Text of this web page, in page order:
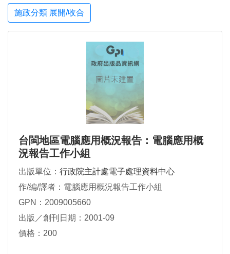
施政分類 展開/收合
台閩地區電腦應用概況報告：電腦應用概
況報告工作小組
出版單位： 行政院主計處電子處理資料中心
作/編/譯者：電腦應用概況報告工作小組
GPN：2009005660
出版／創刊日期：2001-09
價格：200